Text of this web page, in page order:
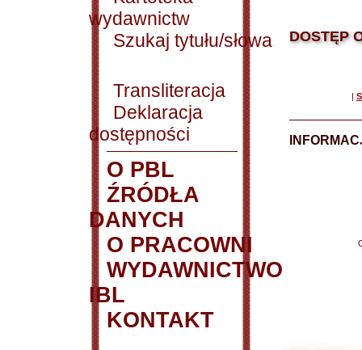
wydawnictw
Szukaj tytułu/słowa
Transliteracja
Deklaracja
dostępności
O PBL
ŹRÓDŁA
DANYCH
O PRACOWNI
WYDAWNICTWO
IBL
KONTAKT
DOSTĘP
|